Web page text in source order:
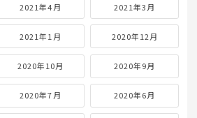
2021年4月 2021年3月
2021年1月 2020年12月
2020年10月 2020年9月
2020年7月 2020年6月